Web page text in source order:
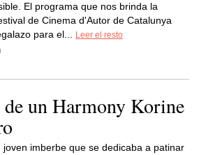
El programa que nos brinda la
de Cinema d'Autor de Catalunya
para el...
Leer el resto
un Harmony Korine
imberbe que se dedicaba a patinar